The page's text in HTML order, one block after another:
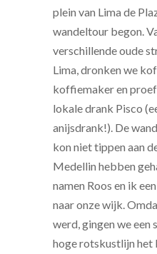
plein van Lima de
wandeltour begon.
verschillende oude
Lima, dronken we
koffiemaker en
lokale drank Pisco
anijsdrank!). De
kon niet tippen aan
Medellin hebben
namen Roos en ik
naar onze wijk.
werd, gingen we een
hoge rotskustlijn het